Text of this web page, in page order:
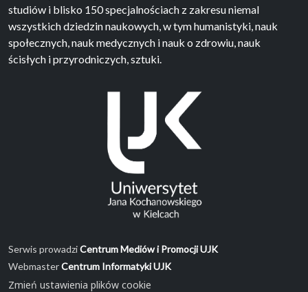
studiów i blisko 150 specjalnościach z zakresu niemal
wszystkich dziedzin naukowych, w tym humanistyki, nauk
społecznych, nauk medycznych i nauk o zdrowiu, nauk
ścisłych i przyrodniczych, sztuki.
Serwis prowadziCentrum Mediów i Promocji UJK
WebmasterCentrum Informatyki UJK
Zmień ustawienia plików cookie